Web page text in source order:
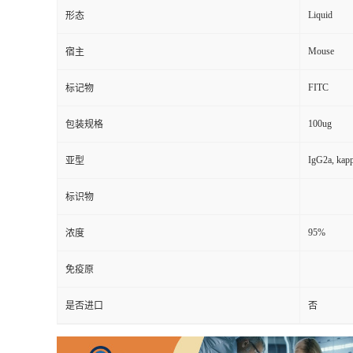
形态 Liquid
宿主 Mouse
标记物 FITC
包装规格 100ug
亚型 IgG2a,
标识物
浓度 95%
免疫原
是否进口 否